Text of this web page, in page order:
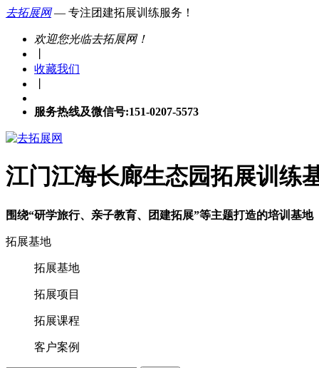
去拓展网— 专注团建拓展训练服务！
欢迎您光临去拓展网！
收藏我们
服务热线及微信号:151-0207-5573
江门江海长廊生态园拓展训练
围绕“研学旅行、亲子教育、团建拓展”等主题打造的培训基地
拓展基地
拓展基地
拓展项目
拓展课程
客户案例